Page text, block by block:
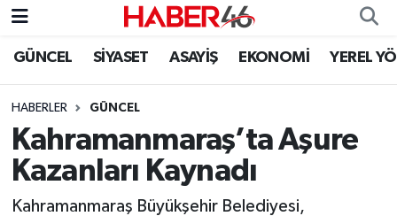
GÜNCEL SİYASET ASAYİŞ EKONOMİ YEREL
HABERLER GÜNCEL
Kahramanmaraş’ta Aşure
Kazanları Kaynadı
Kahramanmaraş Büyükşehir Belediyesi,
GÜNCEL
SİYASET
EKONOMİ
SPOR
Nöbetçi Eczaneler
Hava Durumu
Kahramanmaraş Namaz Vakitleri
Trafik Durumu